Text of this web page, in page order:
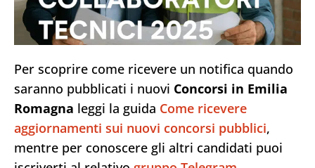
Per scoprire come ricevere un notifica quando
saranno pubblicati i nuovi Concorsi in Emilia
Romagna leggi la guida Come ricevere
aggiornamenti sui nuovi concorsi pubblici,
mentre per conoscere gli altri candidati puoi